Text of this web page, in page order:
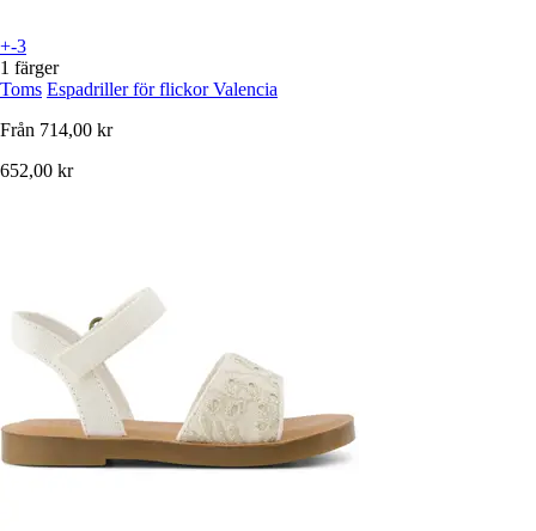
+-3
1 färger
Toms Espadriller för flickor Valencia
Från 714,00 kr
652,00 kr